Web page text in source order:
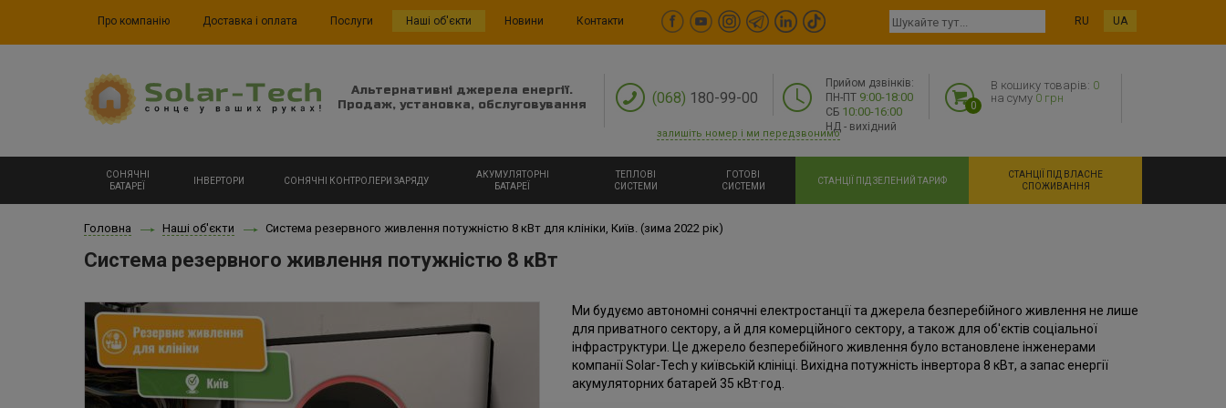
Про компанію Доставка і оплата Послуги Наші об'єкти Новини Контакти RU UA
Альтернативні джерела енергії.
Продаж, установка, обслуговування
(068) 180-99-00
Прийом дзвінків:
ПН-ПТ 9:00-18:00
СБ 10:00-16:00
НД - вихідний
0
В кошику товарів: 0
на суму 0 грн
залишіть номер і ми передзвонимо
СОНЯЧНІ
БАТАРЕЇ
ІНВЕРТОРИ СОНЯЧНІ КОНТРОЛЕРИ ЗАРЯДУ
АКУМУЛЯТОРНІ
БАТАРЕЇ
ТЕПЛОВІ
СИСТЕМИ
ГОТОВІ
СИСТЕМИ
СТАНЦІЇ ПІД ЗЕЛЕНИЙ ТАРИФ
СТАНЦІЇ ПІД ВЛАСНЕ
СПОЖИВАННЯ
Головна Наші об'єкти Система резервного живлення потужністю 8 кВт для клініки, Київ. (зима 2022 рік)
Система резервного живлення потужністю 8 кВт
Ми будуємо автономні сонячні електростанції та джерела безперебійного живлення не лише
для приватного сектору, а й для комерційного сектору, а також для об'єктів соціальної
інфраструктури. Це джерело безперебійного живлення було встановлене інженерами
компанії Solar-Tech у київській клініці. Вихідна потужність інвертора 8 кВт, а запас енергії
акумуляторних батарей 35 кВт·год.